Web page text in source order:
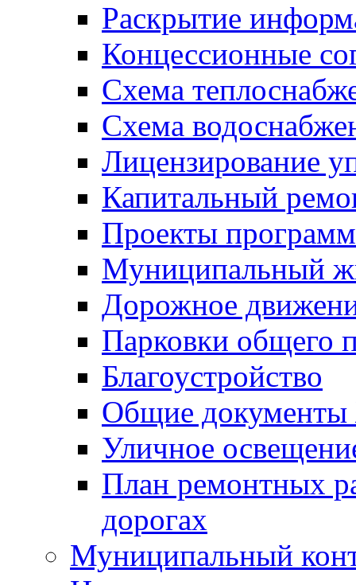
Раскрытие
Концессионные
Схема
Схема
Лицензирование
Капитальный
Проекты программ
Муниципальный
Дорожное
Парковки общего
Благоустройство
Общие
Уличное
План ремонтных
дорогах
Муниципальный